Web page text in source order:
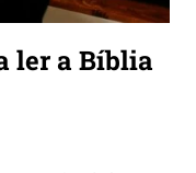
ler a Bíblia